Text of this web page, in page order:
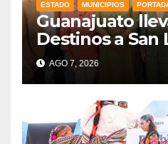
ESTADO MUNICIPIOS
Guanajuato
Destinos a San
vísperas de la
AGO 7, 2026